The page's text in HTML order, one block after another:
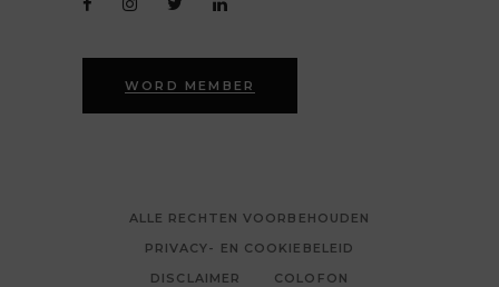
WORD MEMBER
ALLE RECHTEN VOORBEHOUDEN
PRIVACY- EN COOKIEBELEID
DISCLAIMER
COLOFON